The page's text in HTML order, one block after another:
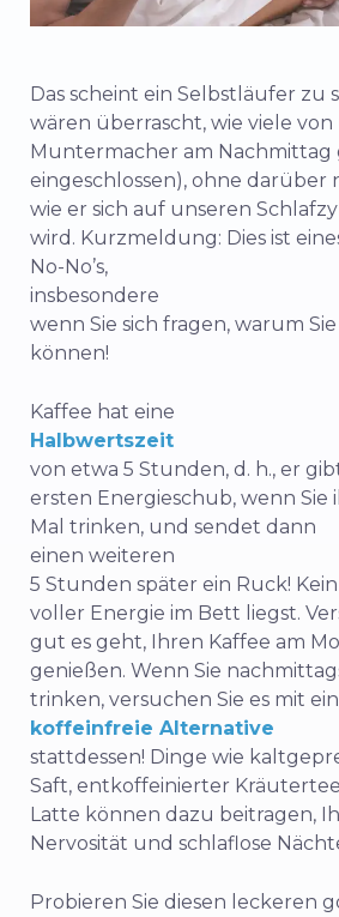
Das scheint ein Selbstläufer zu
wären überrascht, wie viele
Muntermacher am Nachmittag
eingeschlossen), ohne darüber
wie er sich auf unseren
wird. Kurzmeldung: Dies ist
No-No’s,
insbesondere
wenn Sie sich fragen, warum
können!
Kaffee hat eine
Halbwertszeit
von etwa 5 Stunden, d. h., er
ersten Energieschub, wenn Sie
Mal trinken, und sendet dann
einen weiteren
5 Stunden später ein Ruck!
voller Energie im Bett liegst.
gut es geht, Ihren Kaffee am
genießen. Wenn Sie
trinken, versuchen Sie es mit
koffeinfreie Alternative
stattdessen! Dinge wie
Saft, entkoffeinierter
Latte können dazu beitragen,
Nervosität und schlaflose
Probieren Sie diesen leckeren